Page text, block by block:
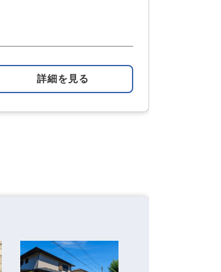
詳細を見る